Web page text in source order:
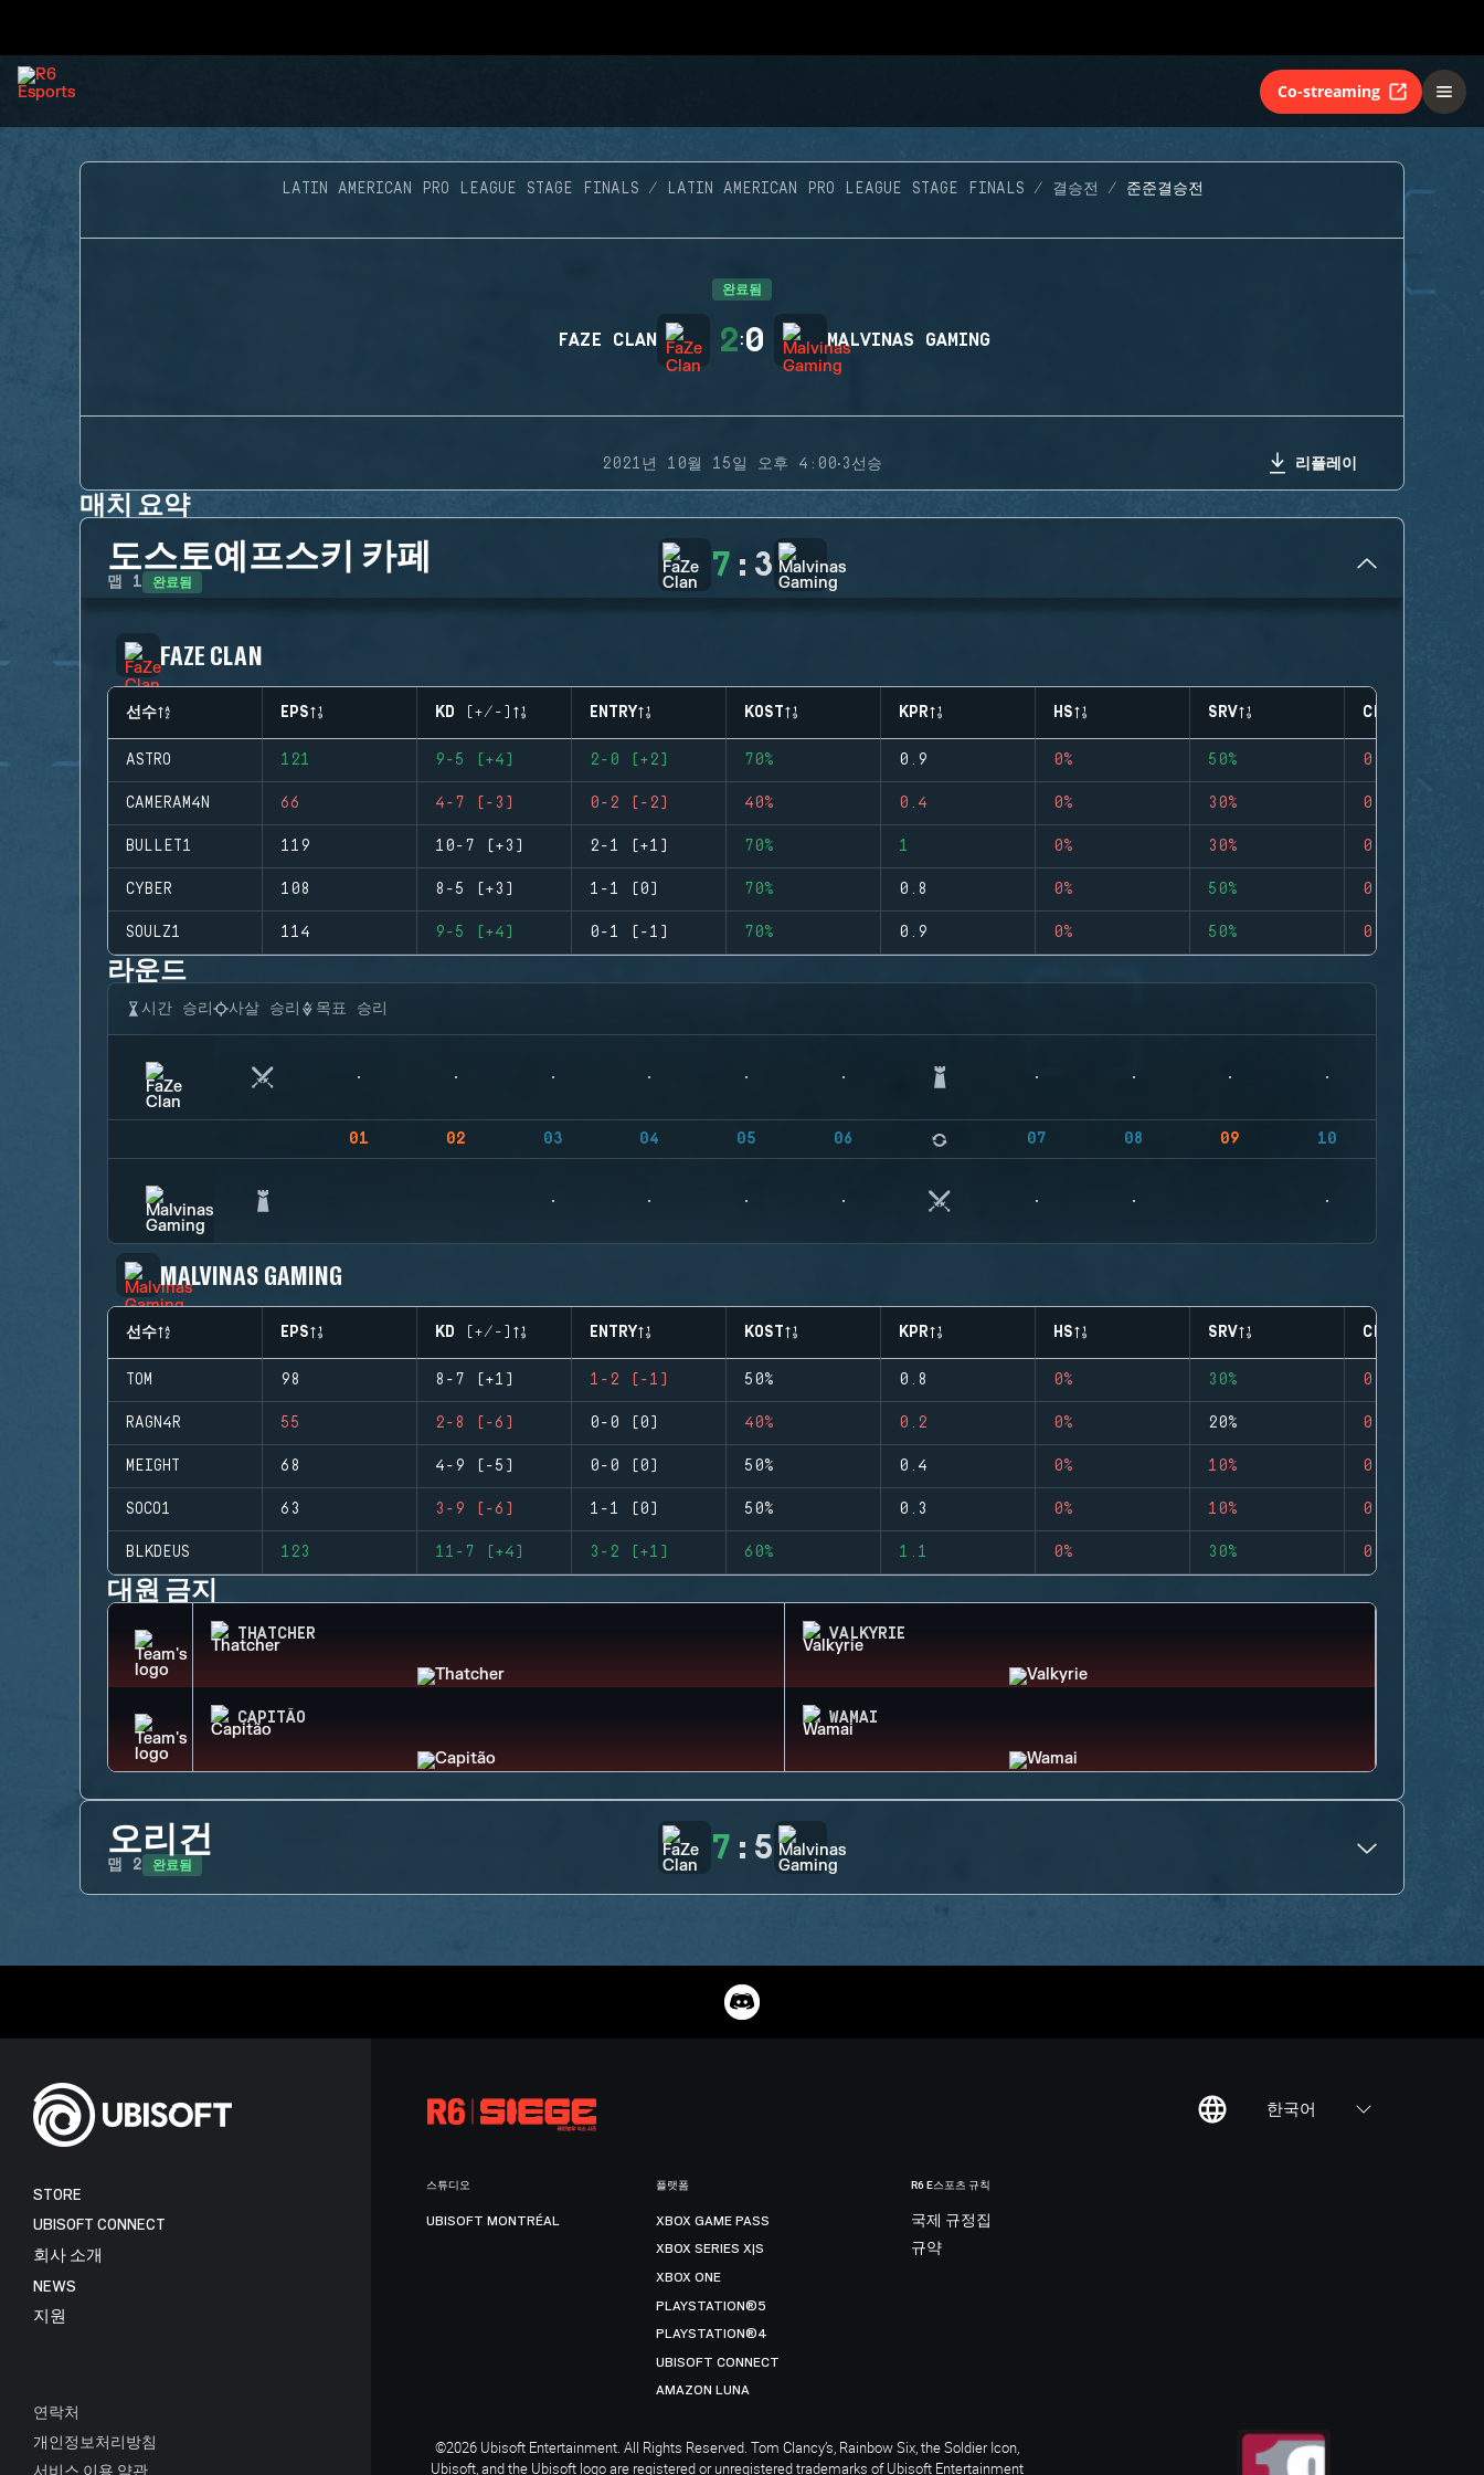
Co-streaming
LATIN AMERICAN PRO LEAGUE STAGE FINALS LATIN AMERICAN PRO LEAGUE STAGE FINALS 결승전 준준결승전
완료됨
FAZE CLAN 2:0 MALVINAS GAMING
2021년 10월 15일 오후 4:00·3선승 리플레이
매치 요약
도스토예프스키 카페
맵 1 완료됨 7 : 3
FAZE CLAN
선수 EPS KD (+/-) ENTRY KOST KPR HS SRV CLUTCHES
ASTRO 121 9-5 (+4) 2-0 (+2) 70% 0.9 0% 50% 0
CAMERAM4N 66 4-7 (-3) 0-2 (-2) 40% 0.4 0% 30% 0
BULLET1 119 10-7 (+3) 2-1 (+1) 70% 1 0% 30% 0
CYBER 108 8-5 (+3) 1-1 (0) 70% 0.8 0% 50% 0
SOULZ1 114 9-5 (+4) 0-1 (-1) 70% 0.9 0% 50% 0
라운드
시간 승리 사살 승리 목표 승리
01 02 03 04 05 06 07 08 09 10
MALVINAS GAMING
선수 EPS KD (+/-) ENTRY KOST KPR HS SRV CLUTCHES
TOM 98 8-7 (+1) 1-2 (-1) 50% 0.8 0% 30% 0
RAGN4R 55 2-8 (-6) 0-0 (0) 40% 0.2 0% 20% 0
MEIGHT 68 4-9 (-5) 0-0 (0) 50% 0.4 0% 10% 0
SOCO1 63 3-9 (-6) 1-1 (0) 50% 0.3 0% 10% 0
BLKDEUS 123 11-7 (+4) 3-2 (+1) 60% 1.1 0% 30% 0
대원 금지
THATCHER VALKYRIE
CAPITÃO WAMAI
오리건
맵 2 완료됨 7 : 5
한국어
STORE
UBISOFT CONNECT
회사 소개
NEWS
지원
연락처
개인정보처리방침
서비스 이용 약관
스튜디오
UBISOFT MONTRÉAL
플랫폼
XBOX GAME PASS
XBOX SERIES X|S
XBOX ONE
PLAYSTATION®5
PLAYSTATION®4
UBISOFT CONNECT
AMAZON LUNA
R6 E스포츠 규칙
국제 규정집
규약
©2026 Ubisoft Entertainment. All Rights Reserved. Tom Clancy’s, Rainbow Six, the Soldier Icon,
Ubisoft, and the Ubisoft logo are registered or unregistered trademarks of Ubisoft Entertainment